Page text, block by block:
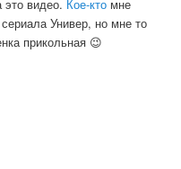
это видео. Кое-кто мне
Универ, но мне то
прикольная 😉